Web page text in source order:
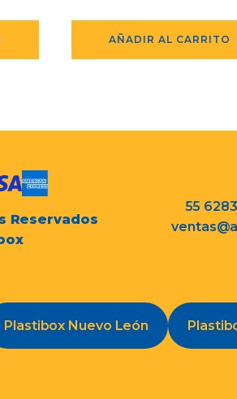
AÑADIR AL CARRITO
Reservados
55
Plastibox Nuevo León